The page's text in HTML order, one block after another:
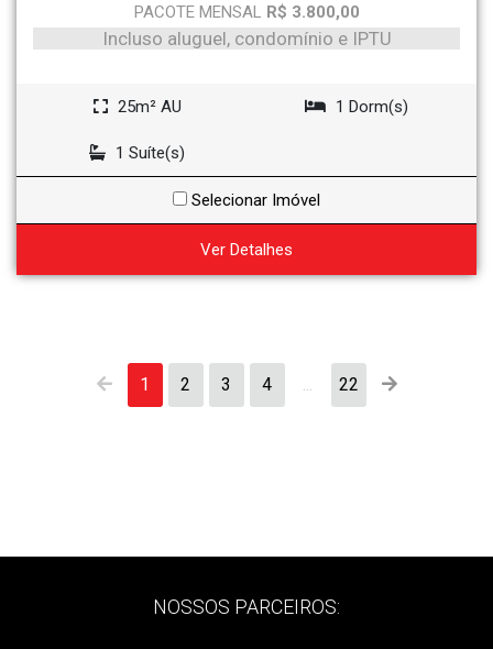
PACOTE MENSAL R$ 3.800,00
Incluso aluguel, condomínio e IPTU
25m² AU 1 Dorm(s)
1 Suíte(s)
Selecionar Imóvel
Ver Detalhes
1 2 3 4 22
NOSSOS PARCEIROS: